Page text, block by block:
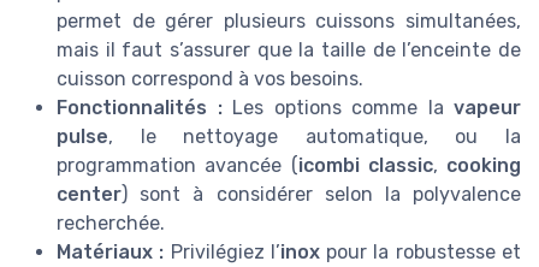
permet de gérer plusieurs cuissons simultanées,
mais il faut s’assurer que la taille de l’enceinte de
cuisson correspond à vos besoins.
Fonctionnalités :Les options comme la vapeur
pulse, le nettoyage automatique, ou la
programmation avancée (icombi classic, cooking
center) sont à considérer selon la polyvalence
recherchée.
Matériaux : Privilégiez l’inoxpour la robustesse et